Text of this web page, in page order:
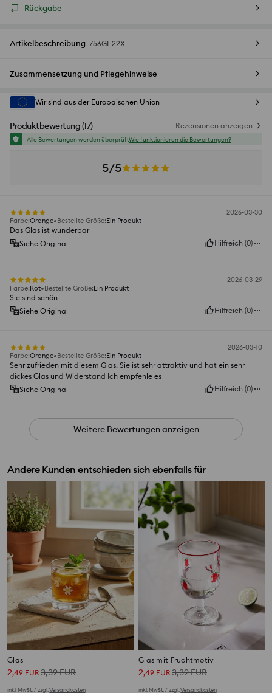
Rückgabe
Artikelbeschreibung 756GI-22X
Zusammensetzung und Pflegehinweise
Wir sind aus der Europäischen Union
Produktbewertung(17) Rezensionen anzeigen
Alle Bewertungen werden überprüftWie funktionieren die Bewertungen?
5/5
2026-03-30
Farbe:Orange Bestellte Größe:Ein Produkt
Das Glas ist wunderbar
Siehe Original
Hilfreich (0)
2026-03-29
Farbe:Rot Bestellte Größe:Ein Produkt
Sie sind schön
Siehe Original
Hilfreich (0)
2026-03-10
Farbe:Orange Bestellte Größe:Ein Produkt
Sehr zufrieden mit diesem Glas. Sie ist sehr attraktiv und hat ein sehr
dickes Glas und Widerstand Ich empfehle es
Siehe Original
Hilfreich (0)
Weitere Bewertungen anzeigen
Andere Kunden entschieden sich ebenfalls für
Glas
2,49 EUR3,39EUR
inkl. MwSt. / zzgl.Versandkosten
Glas mit Fruchtmotiv
2,49 EUR3,39EUR
inkl. MwSt. / zzgl.Versandkosten